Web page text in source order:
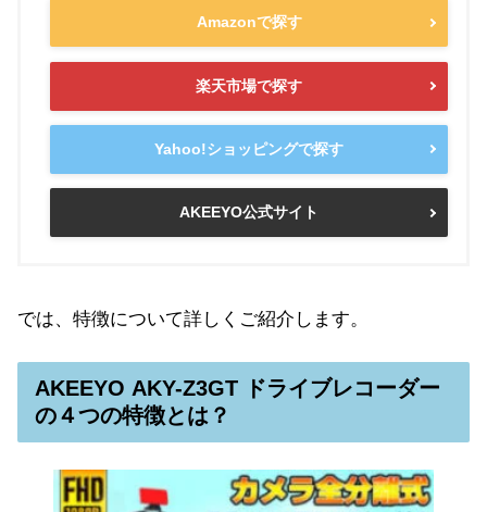
Amazonで探す
楽天市場で探す
Yahoo!ショッピングで探す
AKEEYO公式サイト
では、特徴について詳しくご紹介します。
AKEEYO AKY-Z3GT ドライブレコーダー
の４つの特徴とは？